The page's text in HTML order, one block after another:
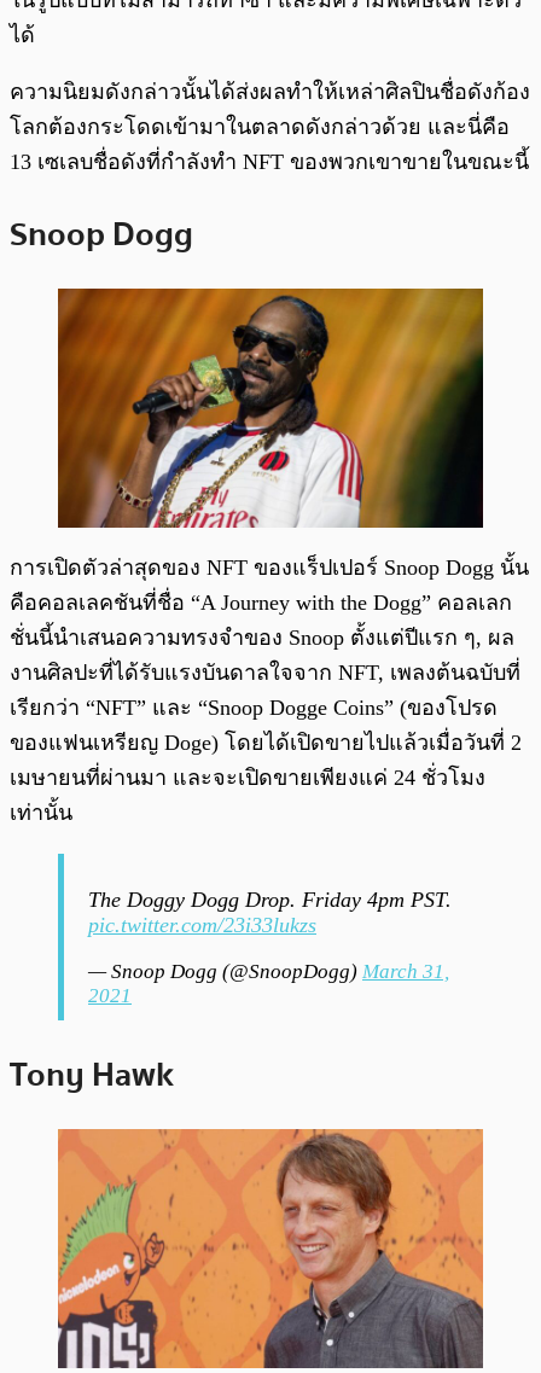
ได้
ความนิยมดังกล่าวนั้นได้ส่งผลทำให้เหล่าศิลปินชื่อดังก้อง
โลกต้องกระโดดเข้ามาในตลาดดังกล่าวด้วย และนี่คือ
13 เซเลบชื่อดังที่กำลังทำ NFT ของพวกเขาขายในขณะนี้
Snoop Dogg
การเปิดตัวล่าสุดของ NFT ของแร็ปเปอร์ Snoop Dogg นั้น
คือคอลเลคชันที่ชื่อ “A Journey with the Dogg” คอลเลก
ชั่นนี้นำเสนอความทรงจำของ Snoop ตั้งแต่ปีแรก ๆ, ผล
งานศิลปะที่ได้รับแรงบันดาลใจจาก NFT, เพลงต้นฉบับที่
เรียกว่า “NFT” และ “Snoop Dogge Coins” (ของโปรด
ของแฟนเหรียญ Doge) โดยได้เปิดขายไปแล้วเมื่อวันที่ 2
เมษายนที่ผ่านมา และจะเปิดขายเพียงแค่ 24 ชั่วโมง
เท่านั้น
The Doggy Dogg Drop. Friday 4pm PST.
pic.twitter.com/23i33lukzs
— Snoop Dogg (@SnoopDogg) March 31,
2021
Tony Hawk